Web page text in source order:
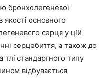
бронхолегеневої
якості основного
серця у цій
серцебиття, а також до
тлі стандартного типу
відбувається